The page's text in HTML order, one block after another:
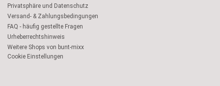
Privatsphäre und Datenschutz
Versand- & Zahlungsbedingungen
FAQ - häufig gestellte Fragen
Urheberrechtshinweis
Weitere Shops von bunt-mixx
Cookie Einstellungen